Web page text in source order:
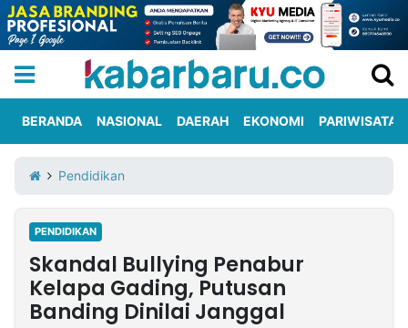
Iklan
Berita
Kami
Nasional
International
Olahraga
Entertainment
Daerah
Pariwisata
Kuliner
Kolom
BERANDA NASIONAL DAERAH EKONOMI PARIWISATA
Pendidikan
PENDIDIKAN
Skandal Bullying Penabur
Kelapa Gading, Putusan
Banding Dinilai Janggal